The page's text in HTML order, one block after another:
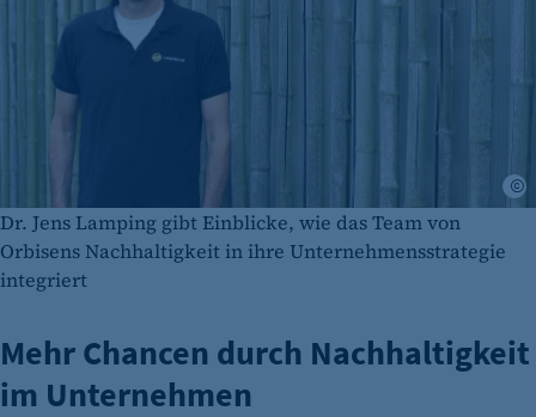
Dr. Jens Lamping gibt Einblicke, wie das Team von
Orbisens Nachhaltigkeit in ihre Unternehmensstrategie
integriert
Mehr Chancen durch Nachhaltigkeit
im Unternehmen